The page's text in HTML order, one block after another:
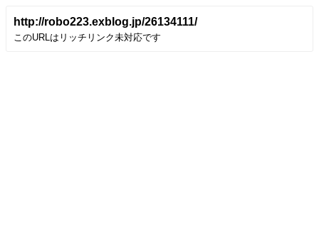
http://robo223.exblog.jp/26134111/
このURLはリッチリンク未対応です